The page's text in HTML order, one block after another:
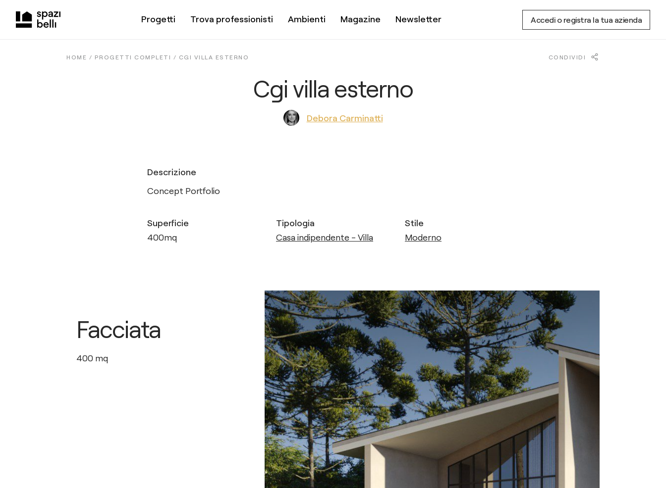
Progetti Trova professionisti Ambienti Magazine Newsletter Accedi o registra la tua azienda
HOME / PROGETTI COMPLETI / CGI VILLA ESTERNO CONDIVIDI
Cgi villa esterno
Debora Carminatti
Descrizione
Concept Portfolio
Superficie
400mq
Tipologia
Casa indipendente - Villa
Stile
Moderno
Facciata
400 mq